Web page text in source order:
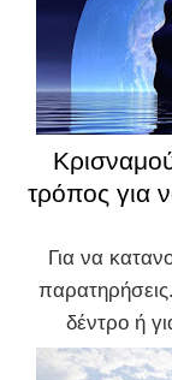
τρόπος για
Για να
δέντρο ή